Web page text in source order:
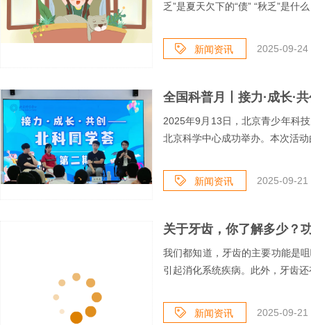
乏”是夏天欠下的“债” “秋乏”是什
新闻资讯 2025-09-24
2025年9月13日，北京青少年科
北京科学中心成功举办。本次活
新闻资讯 2025-09-21
关于牙齿，你了解多少？
我们都知道，牙齿的主要功能是
引起消化系统疾病。此外，牙齿
新闻资讯 2025-09-21